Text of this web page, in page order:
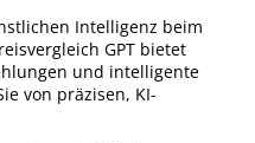
Intelligenz beim
GPT bietet
und intelligente
von präzisen, KI-